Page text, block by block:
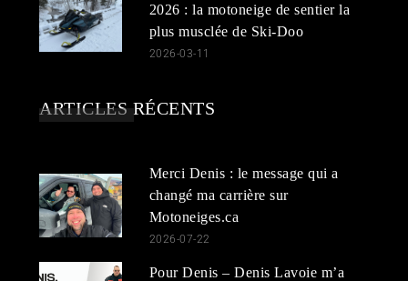
2026 : la motoneige de sentier la
plus musclée de Ski-Doo
2026-03-11
ARTICLES RÉCENTS
Merci Denis : le message qui a
changé ma carrière sur
Motoneiges.ca
2026-07-22
Pour Denis – Denis Lavoie m’a